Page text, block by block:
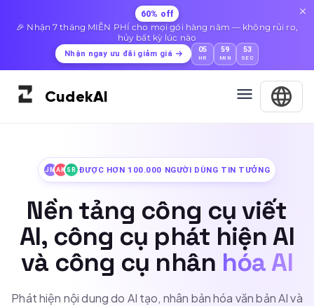
60% off
🎉 Nhận 7 tháng MIỄN PHÍ cho mọi gói hàng năm — không rủi ro,
hủy bất kỳ lúc nào
Nhận ngay ưu đãi giảm giá 05
HR
59
MIN
52
SEC
CudekAI
JMAKSR ĐƯỢC HƠN 100.000 NGƯỜI DÙNG TIN TƯỞNG
Nền tảng công cụ viết
AI, công cụ phát hiện AI
và công cụ nhân hóa AI
Phát hiện nội dung do AI tạo, nhân bản hóa văn bản AI và